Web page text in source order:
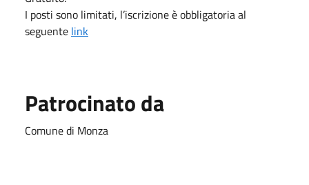
I posti sono limitati, l’iscrizione è obbligatoria al
seguente link
Patrocinato da
Comune di Monza